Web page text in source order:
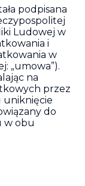
podpisana
Ludowej w
i
w
„umowa”).
na
przez
uniknięcie
do
w obu